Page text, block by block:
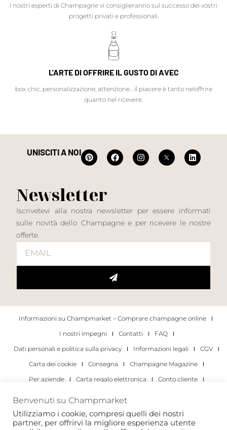
I nostri esperti di Champagne vi consiglieranno sul successo dei vostri
progetti privati e professionali.
L'ARTE DI OFFRIRE IL GUSTO DI AVEC
box chic, personalizzazione, attenzione... il piacere è tanto neloffrire
quanto nel ricevere.
UNISCITI A NOI
Newsletter
Iscrivetevi alla nostra newsletter per essere informati
sulle novità dello Champagne e per ricevere le nostre
offerte.
Informazioni su Champmarket – Comprare champagne online
I nostri impegni
Contatti
FAQ
Dati personali e politica sulla privacy
Informazioni legali
CGV
Carta dei cookie
Consegna
Champagne Magazine
Per aziende
Carta regalo elettronica
Conto cliente
Per gli individui
Per le aziende
Benvenuti su Champmarket
Utilizziamo i cookie, compresi quelli dei nostri
partner, per offrirvi la migliore esperienza utente